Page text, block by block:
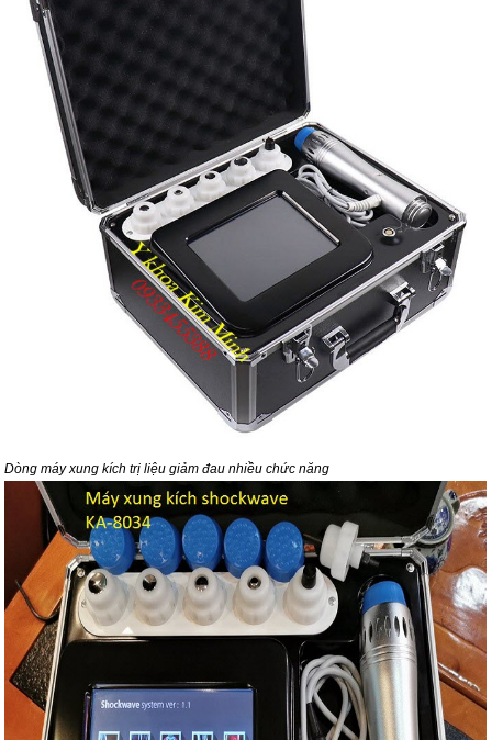
Dòng máy xung kích trị liệu giảm đau nhiều chức năng